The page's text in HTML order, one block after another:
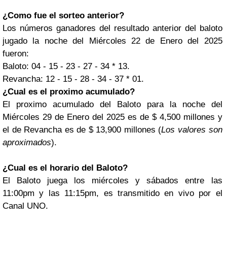
¿Como fue el sorteo anterior?
Los números ganadores del resultado anterior del baloto
jugado la noche del Miércoles 22 de Enero del 2025
fueron:
Baloto: 04 - 15 - 23 - 27 - 34 * 13.
Revancha: 12 - 15 - 28 - 34 - 37 * 01.
¿Cual es el proximo acumulado?
El proximo acumulado del Baloto para la noche del
Miércoles 29 de Enero del 2025 es de $ 4,500 millones y
el de Revancha es de $ 13,900 millones (Los valores son
aproximados).
¿Cual es el horario del Baloto?
El Baloto juega los miércoles y sábados entre las
11:00pm y las 11:15pm, es transmitido en vivo por el
Canal UNO.